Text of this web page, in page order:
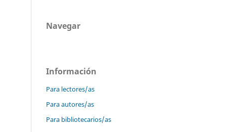
Navegar
Información
Para lectores/as
Para autores/as
Para bibliotecarios/as